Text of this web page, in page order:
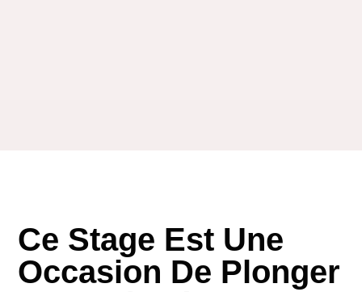
Ce Stage Est Une
Occasion De Plonger